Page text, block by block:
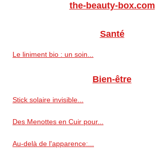
the-beauty-box.com
Santé
Le liniment bio : un soin...
Bien-être
Stick solaire invisible...
Des Menottes en Cuir pour...
Au-delà de l'apparence:...